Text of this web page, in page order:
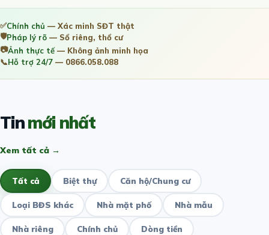
✅Chính chủ — Xác minh SĐT thật
🛡️Pháp lý rõ — Sổ riêng, thổ cư
📷Ảnh thực tế— Không ảnh minh họa
📞Hỗ trợ 24/7 — 0866.058.088
Tinmới nhất
Xem tất cả →
Tất cả Biệt thự Căn hộ/Chung cư
Loại BĐS khác Nhà mặt phố Nhà mẫu
Nhà riêng Chính chủ Dòng tiền